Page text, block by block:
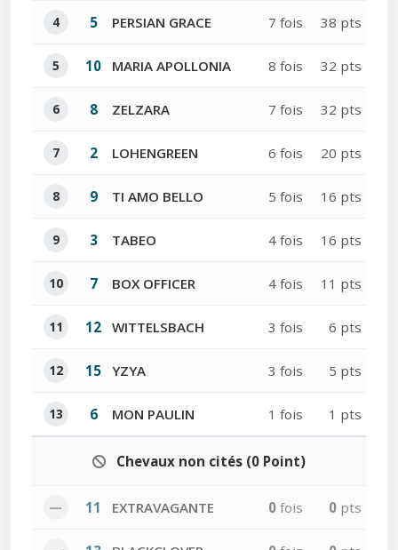
4 5 PERSIAN GRACE 7 fois 38 pts
5 10 MARIA APOLLONIA 8 fois 32 pts
6 8 ZELZARA 7 fois 32 pts
7 2 LOHENGREEN 6 fois 20 pts
8 9 TI AMO BELLO 5 fois 16 pts
9 3 TABEO 4 fois 16 pts
10 7 BOX OFFICER 4 fois 11 pts
11 12 WITTELSBACH 3 fois 6 pts
12 15 YZYA 3 fois 5 pts
13 6 MON PAULIN 1 fois 1 pts
Chevaux non cités (0 Point)
— 11 EXTRAVAGANTE 0 fois 0 pts